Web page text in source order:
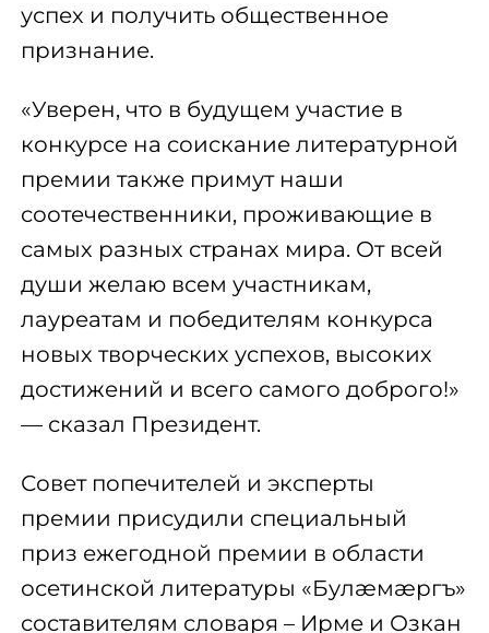
успех и получить общественное
признание.
«Уверен, что в будущем участие в
конкурсе на соискание литературной
премии также примут наши
соотечественники, проживающие в
самых разных странах мира. От всей
души желаю всем участникам,
лауреатам и победителям конкурса
новых творческих успехов, высоких
достижений и всего самого доброго!»
— сказал Президент.
Совет попечителей и эксперты
премии присудили специальный
приз ежегодной премии в области
осетинской литературы «Булæмæргъ»
составителям словаря – Ирме и Озкан